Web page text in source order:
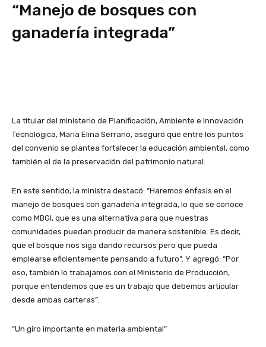
“Manejo de bosques con
ganadería integrada”
La titular del ministerio de Planificación, Ambiente e Innovación
Tecnológica, María Elina Serrano, aseguró que entre los puntos
del convenio se plantea fortalecer la educación ambiental, como
también el de la preservación del patrimonio natural.
En este sentido, la ministra destacó: “Haremos énfasis en el
manejo de bosques con ganadería integrada, lo que se conoce
como MBGI, que es una alternativa para que nuestras
comunidades puedan producir de manera sostenible. Es decir,
que el bosque nos siga dando recursos pero que pueda
emplearse eficientemente pensando a futuro”. Y agregó: “Por
eso, también lo trabajamos con el Ministerio de Producción,
porque entendemos que es un trabajo que debemos articular
desde ambas carteras”.
“Un giro importante en materia ambiental”